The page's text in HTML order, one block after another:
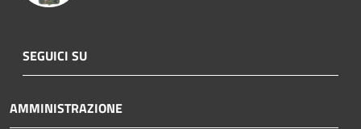
SEGUICI SU
AMMINISTRAZIONE